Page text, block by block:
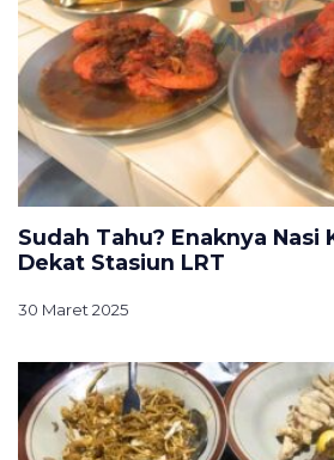
Sudah Tahu? Enaknya Nasi
Dekat Stasiun LRT
30 Maret 2025